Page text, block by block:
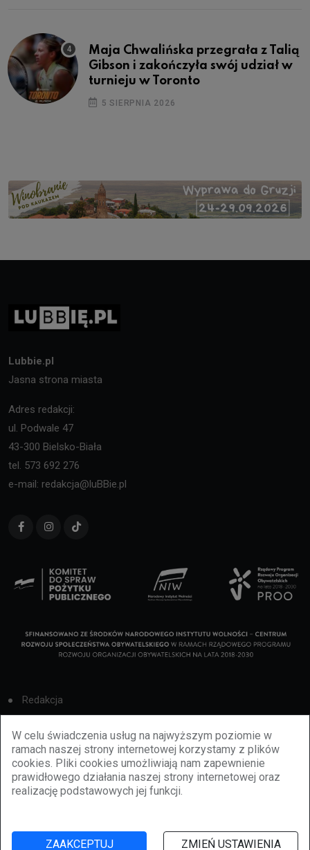
W celu świadczenia usług na najwyższym poziomie w
ramach naszej strony internetowej korzystamy z plików
cookies. Pliki cookies umożliwiają nam zapewnienie
prawidłowego działania naszej strony internetowej oraz
realizację podstawowych jej funkcji.
ZAAKCEPTUJ ZMIEŃ USTAWIENIA
Maja Chwalińska przegrała z Talią
Gibson i zakończyła swój udział w
turnieju w Toronto
5 SIERPNIA 2026
Lubbie.pl
Jasna strona miasta
Adres redakcji:
ul. Podwale 47
43-300 Bielsko-Biała
tel. 573 692 276
e-mail: redakcja@luBBie.pl
Redakcja
Cookies
Reklama
BBiletomania